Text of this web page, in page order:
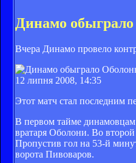
Динамо
Вчера Динамо провело
12 липня 2008, 14:35
Этот матч стал последним
В первом тайме динамовцам
вратаря Оболони. Во второй
Пропустив гол на 53-й
ворота Пивоваров.